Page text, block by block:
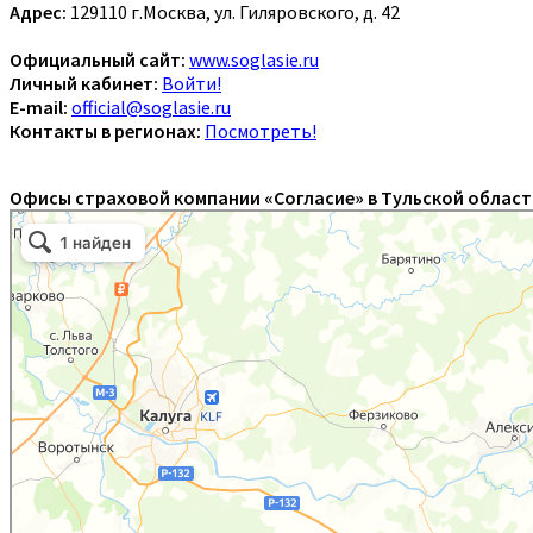
Адрес: 129110 г.Москва, ул. Гиляровского, д. 42
Официальный сайт: www.soglasie.ru
Личный кабинет: Войти!
E-mail: official@soglasie.ru
Контакты в регионах: Посмотреть!
Офисы страховой компании «Согласие» в Тульской